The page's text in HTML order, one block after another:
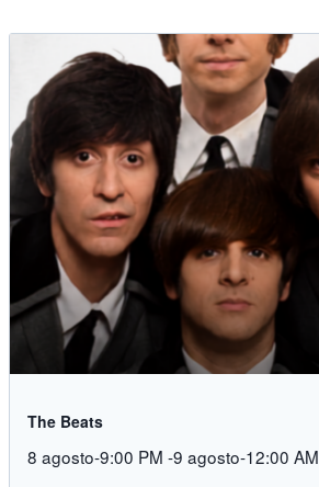
The Beats
8 agosto-9:00 PM -9 agosto-12:00 AM